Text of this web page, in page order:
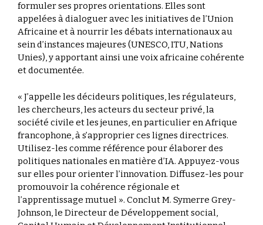
formuler ses propres orientations. Elles sont
appelées à dialoguer avec les initiatives de l’Union
Africaine et à nourrir les débats internationaux au
sein d’instances majeures (UNESCO, ITU, Nations
Unies), y apportant ainsi une voix africaine cohérente
et documentée.
« J’appelle les décideurs politiques, les régulateurs,
les chercheurs, les acteurs du secteur privé, la
société civile et les jeunes, en particulier en Afrique
francophone, à s’approprier ces lignes directrices.
Utilisez-les comme référence pour élaborer des
politiques nationales en matière d’IA. Appuyez-vous
sur elles pour orienter l’innovation. Diffusez-les pour
promouvoir la cohérence régionale et
l’apprentissage mutuel ». Conclut M. Symerre Grey-
Johnson, le Directeur de Développement social,